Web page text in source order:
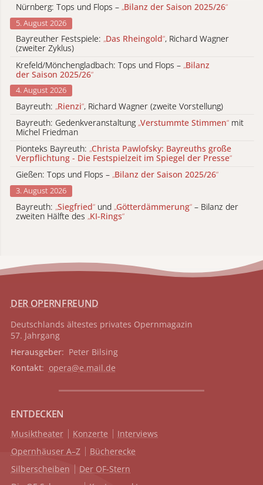
Nürnberg: Tops und Flops – „Bilanz der Saison 2025/26“
5. August 2026
Bayreuther Festspiele: „Das Rheingold“, Richard Wagner
(zweiter Zyklus)
Krefeld/Mönchengladbach: Tops und Flops – „Bilanz
der Saison 2025/26“
4. August 2026
Bayreuth: „Rienzi“, Richard Wagner (zweite Vorstellung)
Bayreuth: Gedenkveranstaltung „Verstummte Stimmen“ mit
Michel Friedman
Pionteks Bayreuth: „Christa Pawlofsky: Bayreuths große
Verpflichtung - Die Festspielzeit im Spiegel der Presse“
Gießen: Tops und Flops – „Bilanz der Saison 2025/26“
3. August 2026
Bayreuth: „Siegfried“ und „Götterdämmerung“ – Bilanz der
zweiten Hälfte des „KI-Rings“
DER OPERNFREUND
Deutschlands ältestes privates Opernmagazin
57. Jahrgang
Herausgeber: Peter Bilsing
Kontakt: opera@e.mail.de
ENTDECKEN
Musiktheater Konzerte
Interviews
Opernhäuser A–Z
Bücherecke
Silberscheiben
Der OF-Stern